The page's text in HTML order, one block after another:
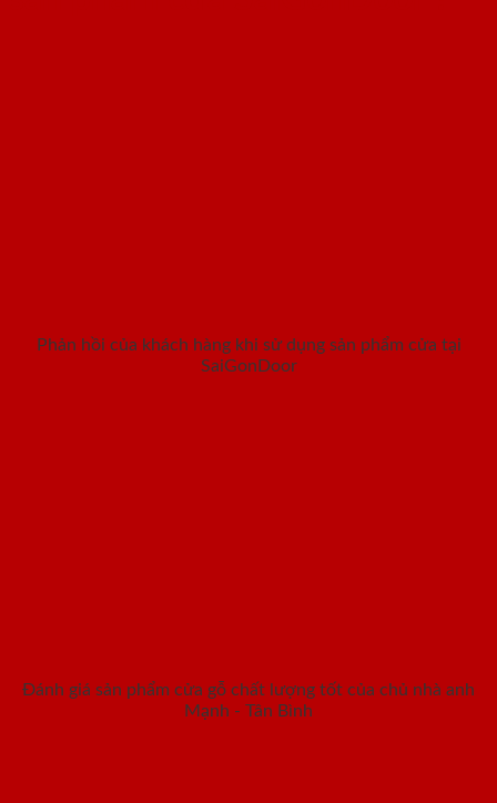
Phản hồi của khách hàng khi sử dụng sản phẩm cửa tại
SaiGonDoor
Đánh giá sản phẩm cửa gỗ chất lượng tốt của chủ nhà anh
Mạnh - Tân Bình